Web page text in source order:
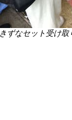
きずなセット受け取